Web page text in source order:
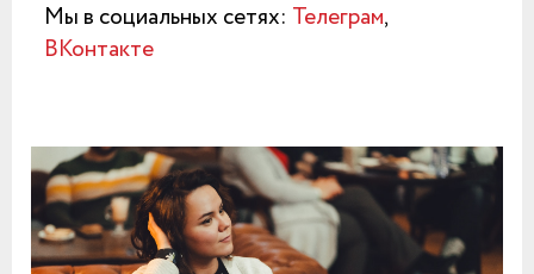
Мы в социальных сетях: Телеграм,
ВКонтакте